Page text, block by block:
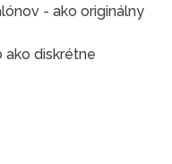
- ako originálny
diskrétne